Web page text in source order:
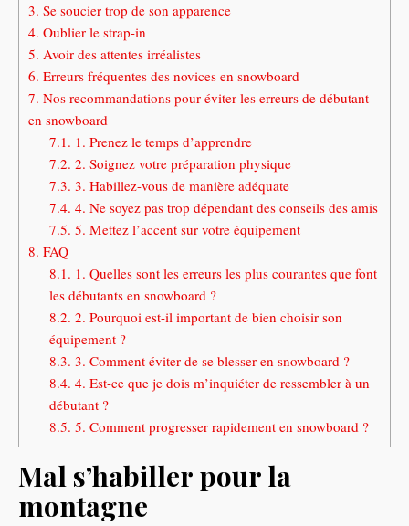
3. Se soucier trop de son apparence
4. Oublier le strap-in
5. Avoir des attentes irréalistes
6. Erreurs fréquentes des novices en snowboard
7. Nos recommandations pour éviter les erreurs de débutant
en snowboard
7.1. 1. Prenez le temps d’apprendre
7.2. 2. Soignez votre préparation physique
7.3. 3. Habillez-vous de manière adéquate
7.4. 4. Ne soyez pas trop dépendant des conseils des amis
7.5. 5. Mettez l’accent sur votre équipement
8. FAQ
8.1. 1. Quelles sont les erreurs les plus courantes que font
les débutants en snowboard ?
8.2. 2. Pourquoi est-il important de bien choisir son
équipement ?
8.3. 3. Comment éviter de se blesser en snowboard ?
8.4. 4. Est-ce que je dois m’inquiéter de ressembler à un
débutant ?
8.5. 5. Comment progresser rapidement en snowboard ?
Mal s’habiller pour la
montagne